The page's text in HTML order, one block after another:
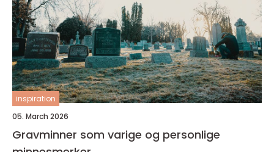
inspiration
05. March 2026
Gravminner som varige og personlige